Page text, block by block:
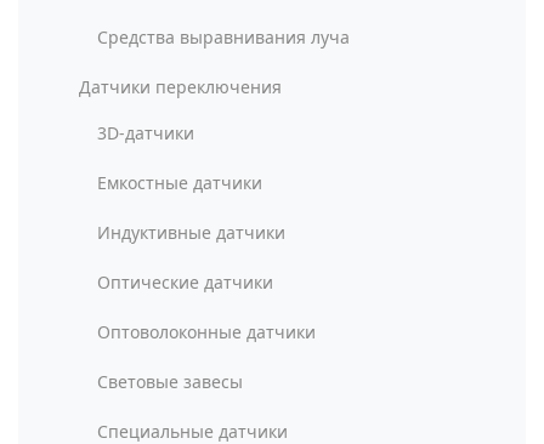
Средства выравнивания луча
Датчики переключения
3D-датчики
Емкостные датчики
Индуктивные датчики
Оптические датчики
Оптоволоконные датчики
Световые завесы
Специальные датчики